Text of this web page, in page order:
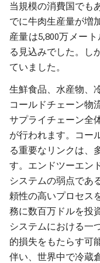
当規模の消費国でも
でに牛肉生産量が増
産量は5,800万メー
る見込みでした。し
ていました。
生鮮食品、水産物、
コールドチェーン物
サプライチェーン全
が行われます。コー
る重要なリンクは、
す。エンドツーエン
システムの弱点であ
頼性の高いプロセス
務に数百万ドルを投
システムにおける一
的損失をもたらす可
伴い、世界中で冷蔵